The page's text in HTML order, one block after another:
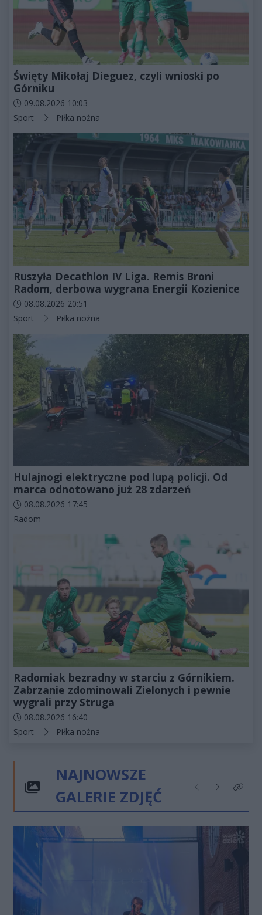
Święty Mikołaj Dieguez, czyli wnioski po
Górniku
Data dodania artykułu:
09.08.2026 10:03
Kategorie artykułu:
Sport Piłka nożna
Ruszyła Decathlon IV Liga. Remis Broni
Radom, derbowa wygrana Energii Kozienice
Data dodania artykułu:
08.08.2026 20:51
Kategorie artykułu:
Sport Piłka nożna
Hulajnogi elektryczne pod lupą policji. Od
marca odnotowano już 28 zdarzeń
Data dodania artykułu:
08.08.2026 17:45
Kategorie artykułu:
Radom
Radomiak bezradny w starciu z Górnikiem.
Zabrzanie zdominowali Zielonych i pewnie
wygrali przy Struga
Data dodania artykułu:
08.08.2026 16:40
Kategorie artykułu:
Sport Piłka nożna
NAJNOWSZE
GALERIE ZDJĘĆ
Poprzednie
NastępneKliknij